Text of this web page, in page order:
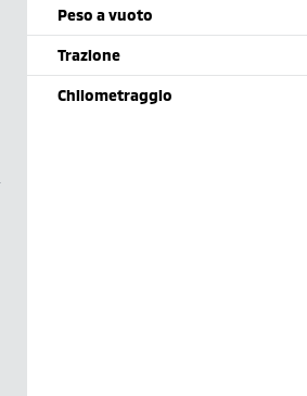
Peso a vuoto
Trazione
Chilometraggio